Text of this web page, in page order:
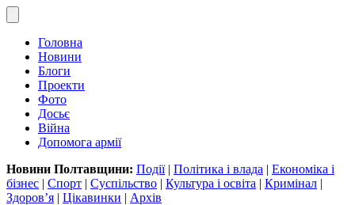
Головна
Новини
Блоги
Проекти
Фото
Досьє
Війна
Допомога армії
Новини Полтавщини: Події| Політика і влада | Економіка і
бізнес | Спорт | Суспільство | Культура і освіта | Кримінал |
Здоров’я | Цікавинки | Архів